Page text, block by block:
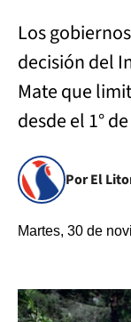
Los
decisión del
Mate que
desde el 1°
Por El
Martes, 30 de